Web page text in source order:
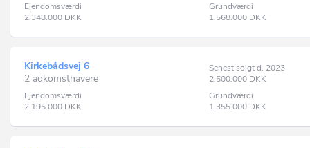
Ejendomsværdi
2.348.000 DKK
Grundværdi
1.568.000 DKK
Kirkebådsvej 6
2 adkomsthavere
Senest solgt d. 2023
2.500.000 DKK
Ejendomsværdi
2.195.000 DKK
Grundværdi
1.355.000 DKK